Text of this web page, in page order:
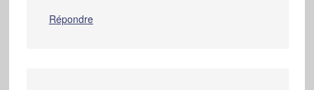
Répondre